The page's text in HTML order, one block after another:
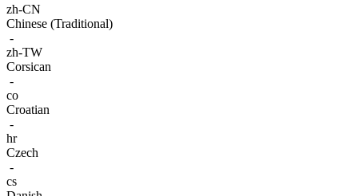
zh-CN
Chinese (Traditional)
-
zh-TW
Corsican
-
co
Croatian
-
hr
Czech
-
cs